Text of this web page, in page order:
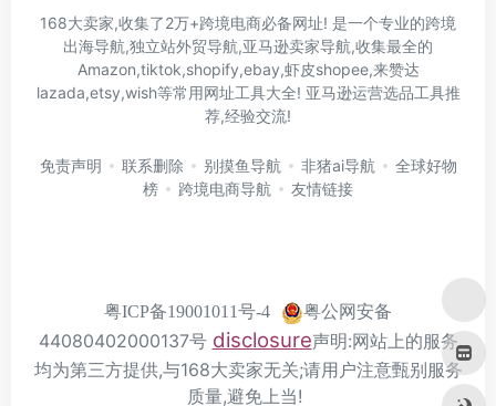
168大卖家,收集了2万+跨境电商必备网址! 是一个专业的跨境
出海导航,独立站外贸导航,亚马逊卖家导航,收集最全的
Amazon,tiktok,shopify,ebay,虾皮shopee,来赞达
lazada,etsy,wish等常用网址工具大全! 亚马逊运营选品工具推
荐,经验交流!
免责声明 联系删除 别摸鱼导航 非猪ai导航
全球好物
榜
跨境电商导航 友情链接
粤ICP备19001011号-4
粤公网安备
44080402000137号 disclosure声明:网站上的服务
均为第三方提供,与168大卖家无关;请用户注意甄别服务
质量,避免上当!